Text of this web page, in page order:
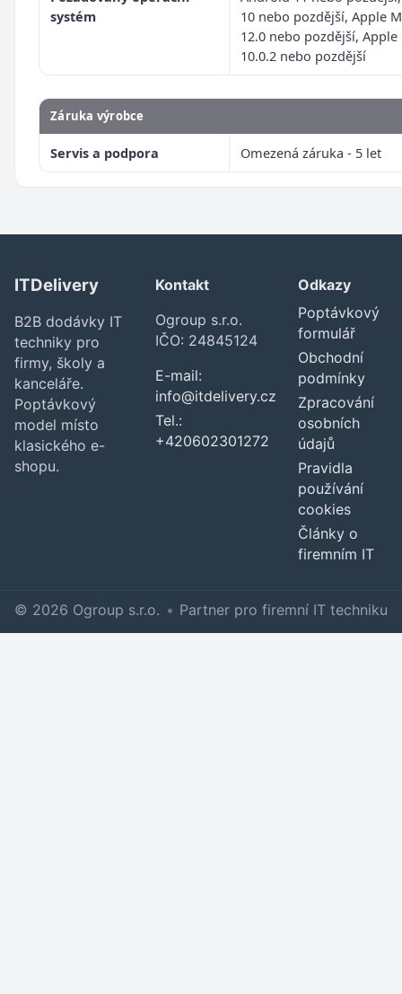
systém
10 nebo pozdější, Apple
12.0 nebo pozdější, Apple
10.0.2 nebo pozdější
Záruka výrobce
Servis a podpora Omezená záruka - 5 let
ITDelivery
B2B dodávky IT
techniky pro
firmy, školy a
kanceláře.
Poptávkový
model místo
klasického e-
shopu.
Kontakt
Ogroup s.r.o.
IČO: 24845124
E-mail:
info@itdelivery.cz
Tel.:
+420602301272
Odkazy
Poptávkový
formulář
Obchodní
podmínky
Zpracování
osobních
údajů
Pravidla
používání
cookies
Články o
firemním IT
© 2026 Ogroup s.r.o. • Partner pro firemní IT techniku